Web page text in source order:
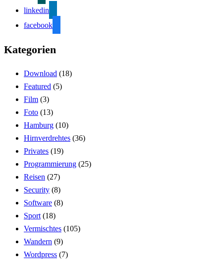
linkedin
facebook
Kategorien
Download (18)
Featured (5)
Film (3)
Foto (13)
Hamburg (10)
Hirnverdrehtes (36)
Privates (19)
Programmierung (25)
Reisen (27)
Security (8)
Software (8)
Sport (18)
Vermischtes (105)
Wandern (9)
Wordpress (7)